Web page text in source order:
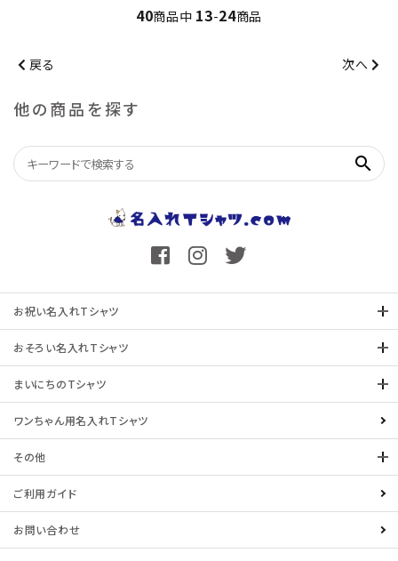
40商品中 13-24商品
戻る 次へ
他の商品を探す
search
お祝い名入れTシャツ
おそろい名入れTシャツ
まいにちのTシャツ
ワンちゃん用名入れTシャツ
その他
ご利用ガイド
お問い合わせ